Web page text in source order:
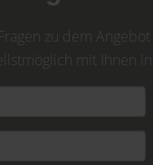
zu dem
mit Ihnen